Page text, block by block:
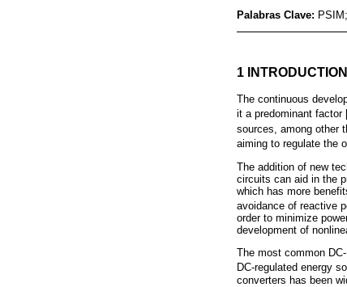
Palabras Clave:
1 INTRODUCTION
The continuous
it a predominant factor
sources, among other
aiming to regulate the
The addition of new
circuits can aid in the
which has more
avoidance of reactive
order to minimize
development of
The most common
DC-regulated energy
converters has been